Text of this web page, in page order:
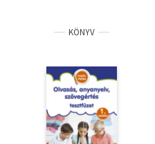
KÖNYV